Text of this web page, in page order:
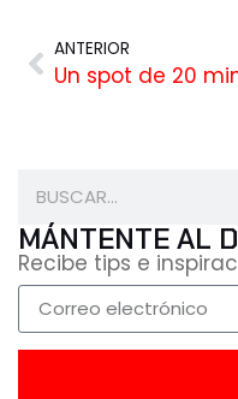
ANTERIOR
MÁNTENTE AL
Recibe tips e